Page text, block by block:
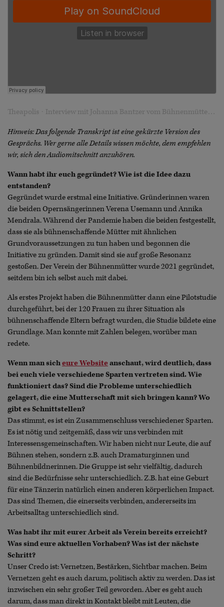
Theapolis · Interview mit Johanna Bantzer vom Bühnenmütter e.V.
Hinweis: Das folgende Transkript ist eine gekürzte Version des
Gesprächs. Wer gerne alle Details wissen möchte, dem empfehlen
wir, sich den Audiomitschnitt anzuhören.
Wann habt ihr euch gegründet? Wie ist die Idee dazu
entstanden?
Gegründet wurde erstmal eine Initiative. Gründerinnen waren
die beiden Opernsängerinnen Verena Usemann und Annika
Mendrala. Während der Pandemie haben die beiden festgestellt,
dass sie als bühnenschaffende Mütter mit ähnlichen
Grundvoraussetzungen zu tun haben und begonnen die
Initiative zu gründen. Damit sind sie auf große Resonanz
gestoßen. Der Verein der Bühnenmütter wurde 2021 gegründet,
seitdem bin ich selbst auch mit dabei.
Als erstes Projekt haben die Bühnenmütter dann eine Pilotstudie
durchgeführt, bei der 120 Frauen zu ihrer Situation als
bühnenschaffende Eltern befragt wurden, die Studie bildete eine
Grundlage. Man konnte mit Zahlen belegen, worüber man
redete.
Wenn man sicheure Websiteanschaut, wird deutlich, dass
bei euch viele verschiedene Sparten vertreten sind. Wie
funktioniert das? Sind die Probleme unterschiedlich
gelagert, die eine Mutterschaft mit sich bringen kann? Wo
gibt es Schnittstellen?
Das stimmt, es ist ein Zusammenschluss verschiedener Sparten.
Es ist nötig und zeitgemäß, dass wir uns verbinden mit
Interessensgemeinschaften. Wir haben nicht nur Leute, die auf
Bühnen stehen, sondern z.B. auch Dramaturginnen und
Bühnenbildnerinnen. Die Gruppe ist sehr vielfältig, dadurch
sind die Bedürfnisse sehr unterschiedlich. Z.B. hat eine Geburt
für eine Tänzerin natürlich einen anderen körperlichen Impact.
Das sind Themen, die einerseits verbinden, andererseits im
Arbeitsalltag unterschiedlich sind.
Was habt ihr mit eurer Arbeit als Verein bereits erreicht?
Was sind eure aktuellen Vorhaben? Was ist der nächste
Schritt?
Unser Credo ist: Vernetzen, Bestärken, Sichtbar machen. Beim
Vernetzen geht es auch darum, politisch aktiv zu werden. Das ist
inzwischen ein sehr großer Teil geworden. Aber es geht auch
darum, dass man direkt in Kontakt bleibt mit Leuten, die